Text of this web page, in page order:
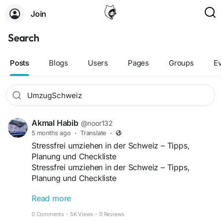
Join
Search
Posts Blogs Users Pages Groups
Akmal Habib @noor132
5 months ago · Translate ·
Stressfrei umziehen in der Schweiz – Tipps,
Planung und Checkliste
Stressfrei umziehen in der Schweiz – Tipps,
Planung und Checkliste
Ein Umzug bedeutet Veränderung – und oft auch
eine große organisatorische Herausforderung.
Read more
0 Comments · 5K Views · 0 Reviews